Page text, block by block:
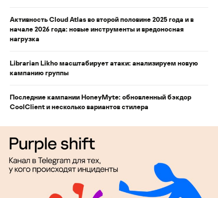
Активность Cloud Atlas во второй половине 2025 года и в
начале 2026 года: новые инструменты и вредоносная
нагрузка
Librarian Likho масштабирует атаки: анализируем новую
кампанию группы
Последние кампании HoneyMyte: обновленный бэкдор
CoolClient и несколько вариантов стилера